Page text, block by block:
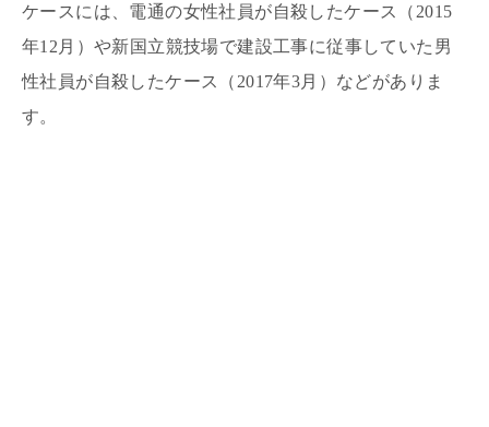
ケースには、電通の女性社員が自殺したケース（2015
年12月）や新国立競技場で建設工事に従事していた男
性社員が自殺したケース（2017年3月）などがありま
す。